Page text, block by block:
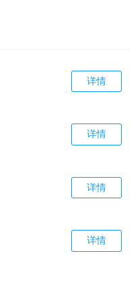
详情
详情
详情
详情